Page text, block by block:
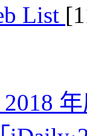
List
2018